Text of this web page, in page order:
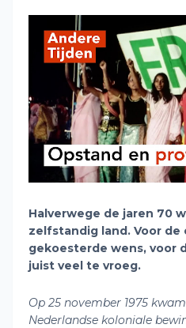
Halverwege de jaren 70
zelfstandig land. Voor de
gekoesterde wens, voor
juist veel te vroeg.
Op 25 november 1975
Nederlandse koloniale